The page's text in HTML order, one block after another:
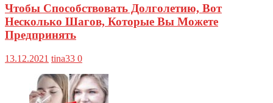
Чтобы Способствовать Долголетию, Вот
Несколько Шагов, Которые Вы Можете
Предпринять
13.12.2021 tina33 0